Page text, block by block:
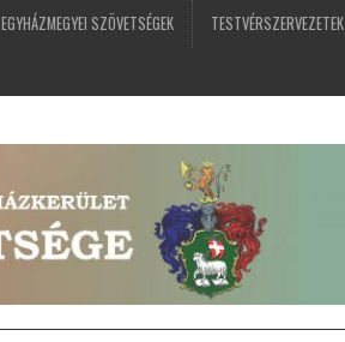
EGYHÁZMEGYEI SZÖVETSÉGEK TESTVÉRSZERVEZETEK